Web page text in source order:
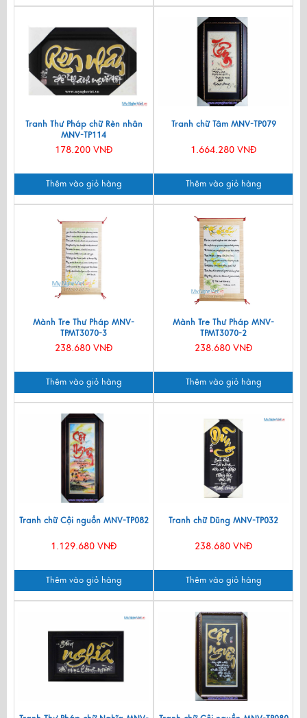
Tranh Thư Pháp chữ Rèn nhân
MNV-TP114
178.200 VNĐ
Thêm vào giỏ hàng
Tranh chữ Tâm MNV-TP079
1.664.280 VNĐ
Thêm vào giỏ hàng
Mành Tre Thư Pháp MNV-
TPMT3070-3
238.680 VNĐ
Thêm vào giỏ hàng
Mành Tre Thư Pháp MNV-
TPMT3070-2
238.680 VNĐ
Thêm vào giỏ hàng
Tranh chữ Cội nguồn MNV-TP082
1.129.680 VNĐ
Thêm vào giỏ hàng
Tranh chữ Dũng MNV-TP032
238.680 VNĐ
Thêm vào giỏ hàng